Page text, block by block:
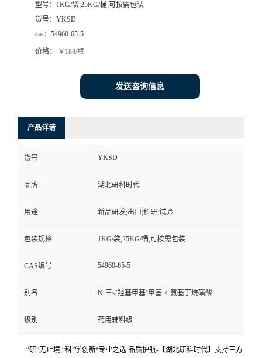
型号： 1KG/袋;25KG/桶;可按需包装
货号： YKSD
cas： 54960-65-5
价格： ￥188/瓶
发送咨询信息
产品详请
货号 YKSD
品牌 湖北研科时代
用途 新品研发;出口;科研;试验
包装规格 1KG/袋;25KG/桶;可按需包装
CAS编号 54960-65-5
别名 N-三s[羟基甲基]甲基-4-氨基丁烷磺酸
级别 药用辅料级
“研”无止境;“科”学创新!专业之选 品质护航-【湖北研科时代】支持三方